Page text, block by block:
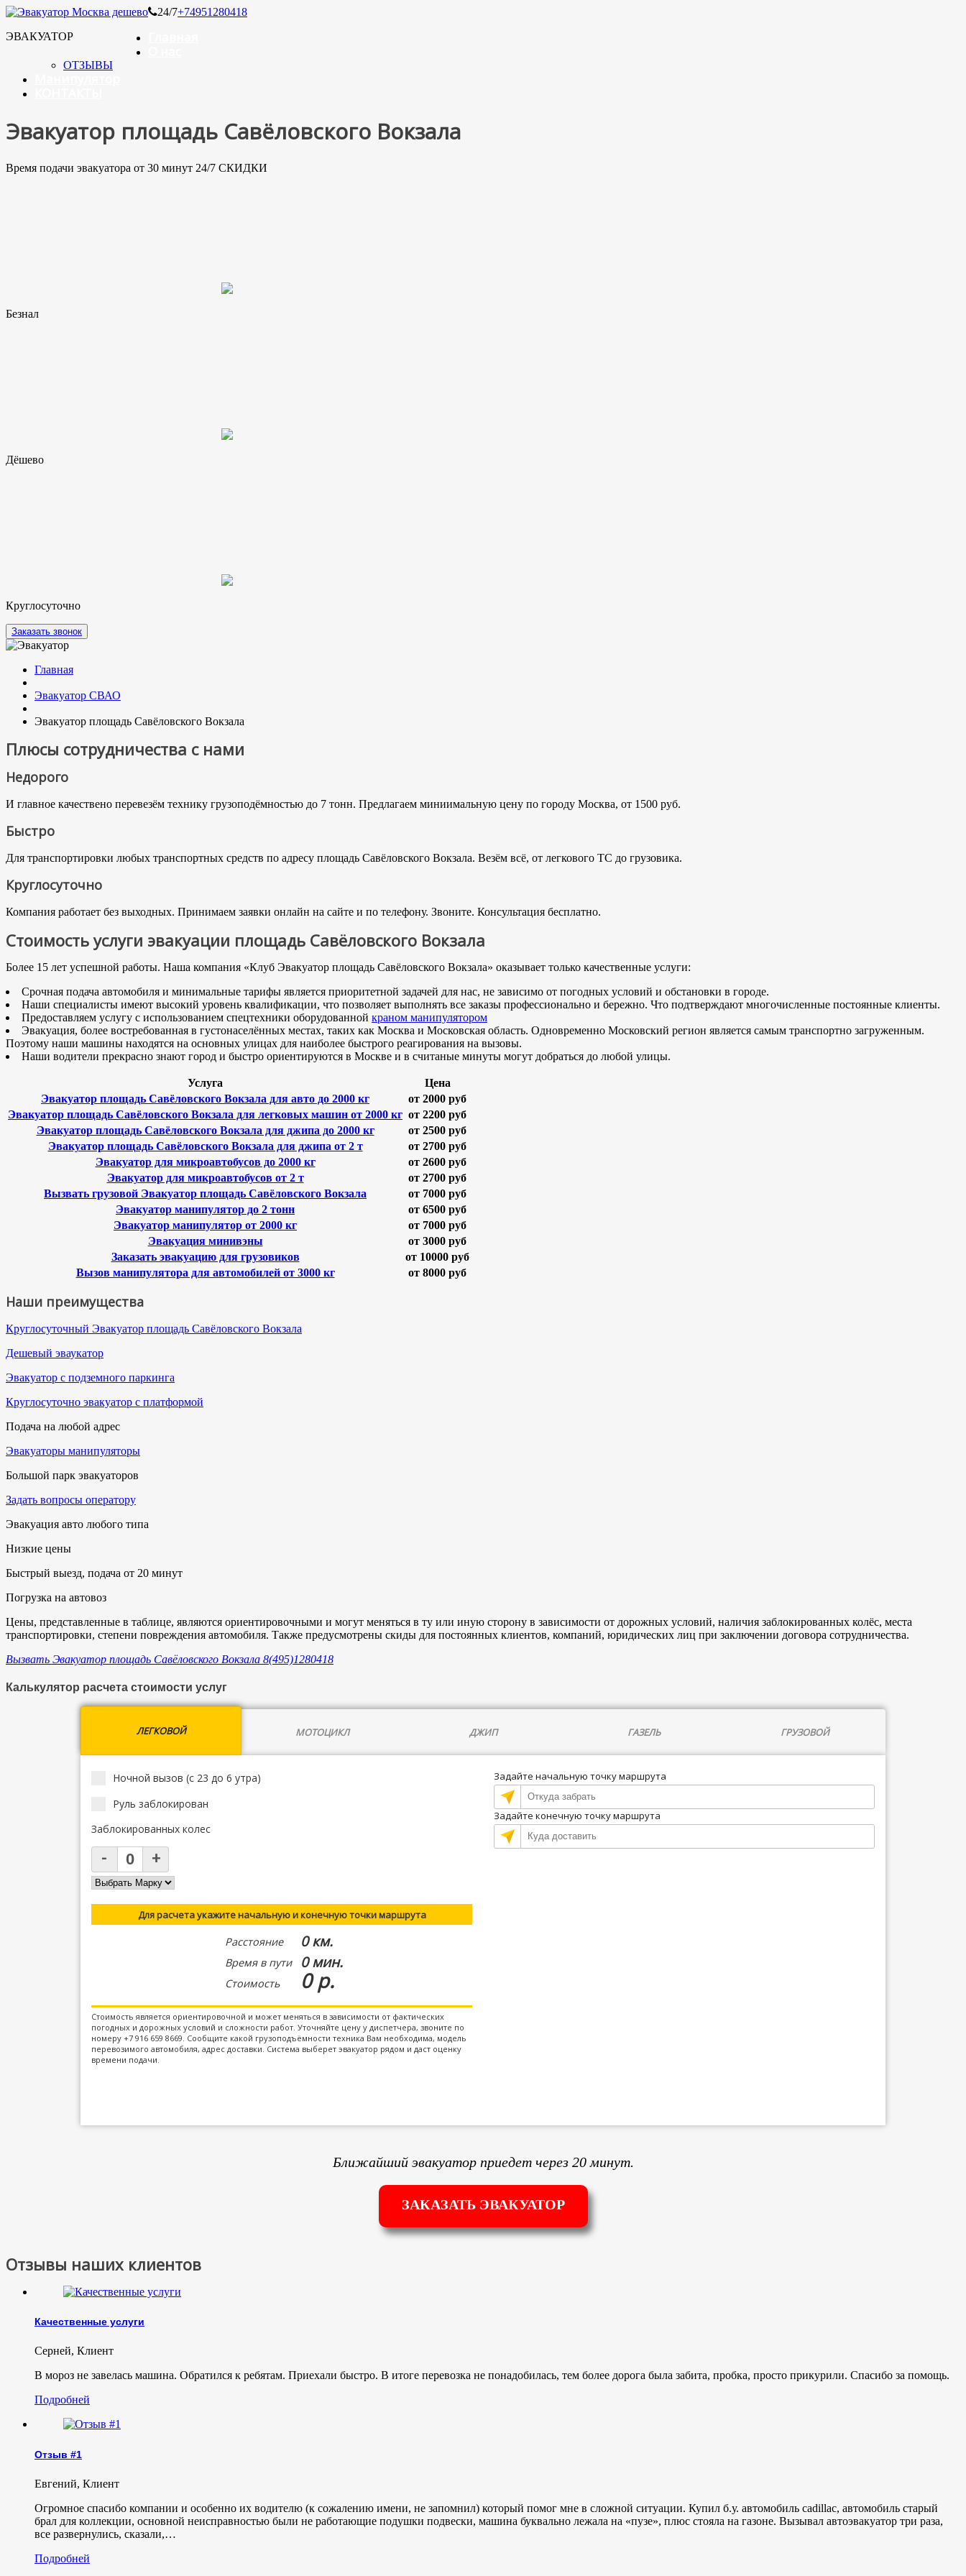
ЭВАКУАТОР
24/7+74951280418
ОТЗЫВЫ
Эвакуатор площадь Савёловского Вокзала
Время подачи эвакуатора от 30 минут 24/7 СКИДКИ
Безнал
Дёшево
Круглосуточно
Заказать звонок
Главная
Эвакуатор СВАО
Эвакуатор площадь Савёловского Вокзала
Плюсы сотрудничества с нами
Недорого
И главное качествено перевезём технику грузоподёмностью до 7 тонн. Предлагаем миниимальную цену по городу Москва, от 1500 руб.
Быстро
Для транспортировки любых транспортных средств по адресу площадь Савёловского Вокзала. Везём всё, от легкового ТС до грузовика.
Круглосуточно
Компания работает без выходных. Принимаем заявки онлайн на сайте и по телефону. Звоните. Консультация бесплатно.
Стоимость услуги эвакуации площадь Савёловского Вокзала
Более 15 лет успешной работы. Наша компания «Клуб Эвакуатор площадь Савёловского Вокзала» оказывает только качественные услуги:
Срочная подача автомобиля и минимальные тарифы является приоритетной задачей для нас, не зависимо от погодных условий и обстановки в городе.
Наши специалисты имеют высокий уровень квалификации, что позволяет выполнять все заказы профессионально и бережно. Что подтверждают многочисленные постоянные клиенты.
Предоставляем услугу с использованием спецтехники оборудованной краном манипулятором
Эвакуация, более востребованная в густонаселённых местах, таких как Москва и Московская область. Одновременно Московский регион является самым транспортно загруженным.
Поэтому наши машины находятся на основных улицах для наиболее быстрого реагирования на вызовы.
Наши водители прекрасно знают город и быстро ориентируются в Москве и в считаные минуты могут добраться до любой улицы.
Услуга
Цена
Эвакуатор площадь Савёловского Вокзала для авто до 2000 кг
от 2000 руб
Эвакуатор площадь Савёловского Вокзала для легковых машин от 2000 кг от 2200 руб
Эвакуатор площадь Савёловского Вокзала для джипа до 2000 кг
от 2500 руб
Эвакуатор площадь Савёловского Вокзала для джипа от 2 т
от 2700 руб
Эвакуатор для микроавтобусов до 2000 кг
от 2600 руб
Эвакуатор для микроавтобусов от 2 т
от 2700 руб
Вызвать грузовой Эвакуатор площадь Савёловского Вокзала
от 7000 руб
Эвакуатор манипулятор до 2 тонн
от 6500 руб
Эвакуатор манипулятор от 2000 кг
от 7000 руб
Эвакуация минивэны
от 3000 руб
Заказать эвакуацию для грузовиков
от 10000 руб
Вызов манипулятора для автомобилей от 3000 кг
от 8000 руб
Наши преимущества
Круглосуточный Эвакуатор площадь Савёловского Вокзала
Дешевый эваукатор
Эвакуатор с подземного паркинга
Круглосуточно эвакуатор с платформой
Подача на любой адрес
Эвакуаторы манипуляторы
Большой парк эвакуаторов
Задать вопросы оператору
Эвакуация авто любого типа
Низкие цены
Быстрый выезд, подача от 20 минут
Погрузка на автовоз
Цены, представленные в таблице, являются ориентировочными и могут меняться в ту или иную сторону в зависимости от дорожных условий, наличия заблокированных колёс, места
транспортировки, степени повреждения автомобиля. Также предусмотрены скиды для постоянных клиентов, компаний, юридических лиц при заключении договора сотрудничества.
Вызвать Эвакуатор площадь Савёловского Вокзала 8(495)1280418
Калькулятор расчета стоимости услуг
ЛЕГКОВОЙ МОТОЦИКЛ ДЖИП ГАЗЕЛЬ ГРУЗОВОЙ
Задайте начальную точку маршрута
Задайте конечную точку маршрута
Ночной вызов (с 23 до 6 утра)
Руль заблокирован
Заблокированных колес
Для расчета укажите начальную и конечную точки маршрута
Расстояние 0 км.
Время в пути 0 мин.
Стоимость 0 р.
Стоимость является ориентировочной и может меняться в зависимости от фактических
погодных и дорожных условий и сложности работ. Уточняйте цену у диспетчера, звоните по
номеру +7 916 659 8669. Сообщите какой грузоподъёмности техника Вам необходима, модель
перевозимого автомобиля, адрес доставки. Система выберет эвакуатор рядом и даст оценку
времени подачи.
Ближайший эвакуатор приедет через 20 минут.
ЗАКАЗАТЬ ЭВАКУАТОР
Отзывы наших клиентов
Качественные услуги
Серней, Клиент
В мороз не завелась машина. Обратился к ребятам. Приехали быстро. В итоге перевозка не понадобилась, тем более дорога была забита, пробка, просто прикурили. Спасибо за помощь.
Подробней
Отзыв #1
Евгений, Клиент
Огромное спасибо компании и особенно их водителю (к сожалению имени, не запомнил) который помог мне в сложной ситуации. Купил б.у. автомобиль cadillac, автомобиль старый
брал для коллекции, основной неисправностью были не работающие подушки подвески, машина буквально лежала на «пузе», плюс стояла на газоне. Вызывал автоэвакуатор три раза,
все развернулись, сказали,…
Подробней